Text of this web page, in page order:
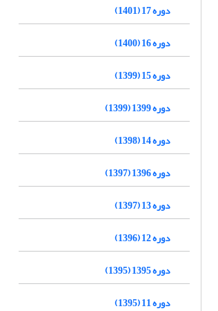
دوره 17 (1401)
دوره 16 (1400)
دوره 15 (1399)
دوره 1399 (1399)
دوره 14 (1398)
دوره 1396 (1397)
دوره 13 (1397)
دوره 12 (1396)
دوره 1395 (1395)
دوره 11 (1395)